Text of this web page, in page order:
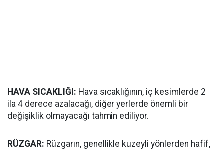
HAVA SICAKLIĞI: Hava sıcaklığının, iç kesimlerde 2
ila 4 derece azalacağı, diğer yerlerde önemli bir
değişiklik olmayacağı tahmin ediliyor.
RÜZGAR: Rüzgarın, genellikle kuzeyli yönlerden hafif,